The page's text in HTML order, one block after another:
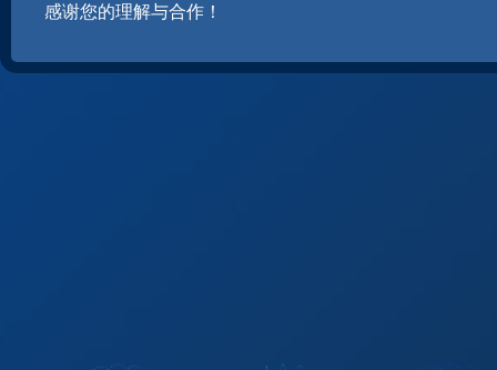
感谢您的理解与合作！